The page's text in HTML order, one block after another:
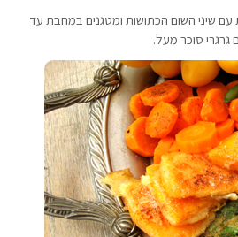
שיני השום הכתושות ומטגנים במחבת עד
גרגרי סוכר מעל.